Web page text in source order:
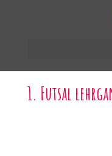
1. Futsal